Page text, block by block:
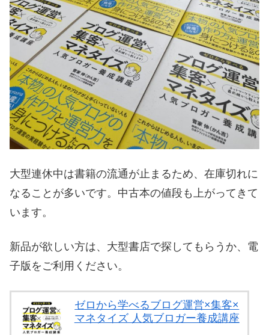
大型連休中は書籍の流通が止まるため、在庫切れに
なることが多いです。中古本の値段も上がってきて
います。
新品が欲しい方は、大型書店で探してもらうか、電
子版をご利用ください。
ゼロから学べるブログ運営×集客×
マネタイズ 人気ブロガー養成講座